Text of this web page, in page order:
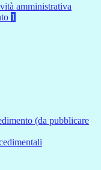
amministrativa
1
(da pubblicare